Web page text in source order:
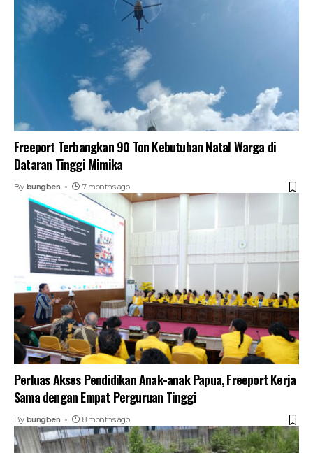
Freeport Terbangkan 90 Ton Kebutuhan Natal Warga di
Dataran Tinggi Mimika
By bungben 7 months ago
Perluas Akses Pendidikan Anak-anak Papua, Freeport Kerja
Sama dengan Empat Perguruan Tinggi
By bungben 8 months ago